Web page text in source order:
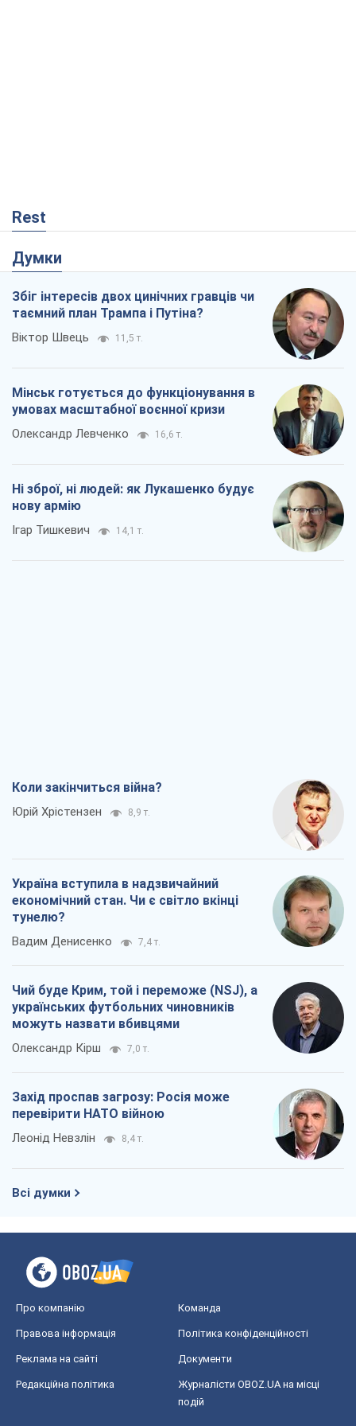
Rest
Думки
Збіг інтересів двох цинічних гравців чи
таємний план Трампа і Путіна?
Віктор Швець 11,5 т.
Мінськ готується до функціонування в
умовах масштабної воєнної кризи
Олександр Левченко 16,6 т.
Ні зброї, ні людей: як Лукашенко будує
нову армію
Ігар Тишкевич 14,1 т.
Коли закінчиться війна?
Юрій Хрістензен 8,9 т.
Україна вступила в надзвичайний
економічний стан. Чи є світло вкінці
тунелю?
Вадим Денисенко 7,4 т.
Чий буде Крим, той і переможе (NSJ), а
українських футбольних чиновників
можуть назвати вбивцями
Олександр Кірш 7,0 т.
Захід проспав загрозу: Росія може
перевірити НАТО війною
Леонід Невзлін 8,4 т.
Всі думки
Про компанію Команда
Правова інформація Політика конфіденційності
Реклама на сайті Документи
Редакційна політика
Журналісти OBOZ.UA на місці
подій